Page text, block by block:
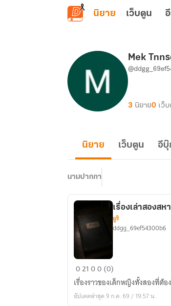
ข้ามไปยังเนื้อหาหลัก
นิยาย เว็บตูน
Mek
3 นิยาย0 เว็
นิยาย เว็บตูน อีบุ๊
นามปากกา
เรื่อง
เล่า
สอง
สหาย
เรื่องเล่าสองสห
ยูริ
ddgg_69ef54300b6
02100 (0)
เรื่องราวของเด็กหญิงทั้งสองที่ต้
อัปเดตล่าสุด 9 ก.ค. 69 / 19:57 น.